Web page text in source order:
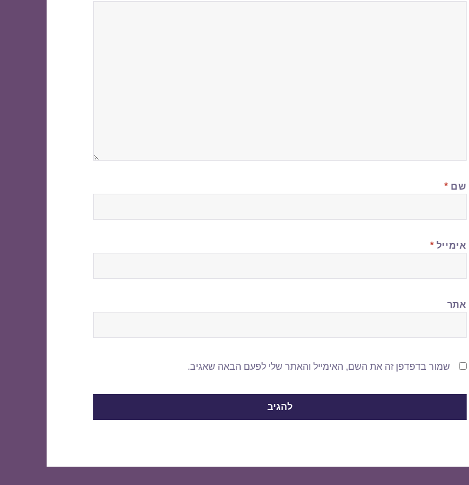
שם *
אימייל *
אתר
שמור בדפדפן זה את השם, האימייל והאתר שלי לפעם הבאה שאגיב.